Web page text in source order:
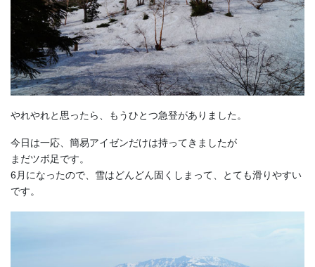
やれやれと思ったら、もうひとつ急登がありました。
今日は一応、簡易アイゼンだけは持ってきましたが
まだツボ足です。
6月になったので、雪はどんどん固くしまって、とても滑りやすい
です。